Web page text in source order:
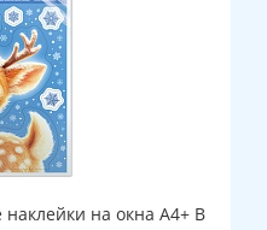
на окна А4+ В